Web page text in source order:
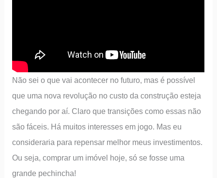
Não sei o que vai acontecer no futuro, mas é possível
que uma nova revolução no custo da construção esteja
chegando por aí. Claro que transições como essas não
são fáceis. Há muitos interesses em jogo. Mas eu
consideraria para repensar melhor meus investimentos.
Ou seja, comprar um imóvel hoje, só se fosse uma
grande pechincha!